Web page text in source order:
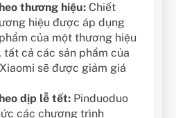
thương hiệu: Chiết
hiệu được áp dụng
của một thương hiệu
tất cả các sản phẩm của
sẽ được giảm giá
dịp lễ tết: Pinduoduo
các chương trình